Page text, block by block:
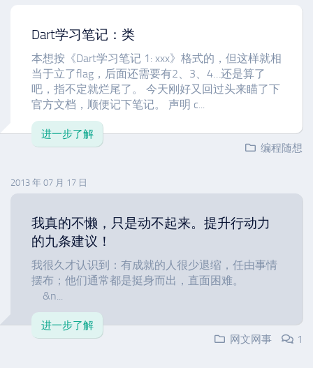
Dart学习笔记：类
本想按《Dart学习笔记 1: xxx》格式的，但这样就相
当于立了flag，后面还需要有2、3、4…还是算了
吧，指不定就烂尾了。 今天刚好又回过头来瞄了下
官方文档，顺便记下笔记。 声明 c...
进一步了解
编程随想
2013 年 07 月 17 日
我真的不懒，只是动不起来。提升行动力
的九条建议！
我很久才认识到：有成就的人很少退缩，任由事情
摆布；他们通常都是挺身而出，直面困难。
&n...
进一步了解
网文网事
1